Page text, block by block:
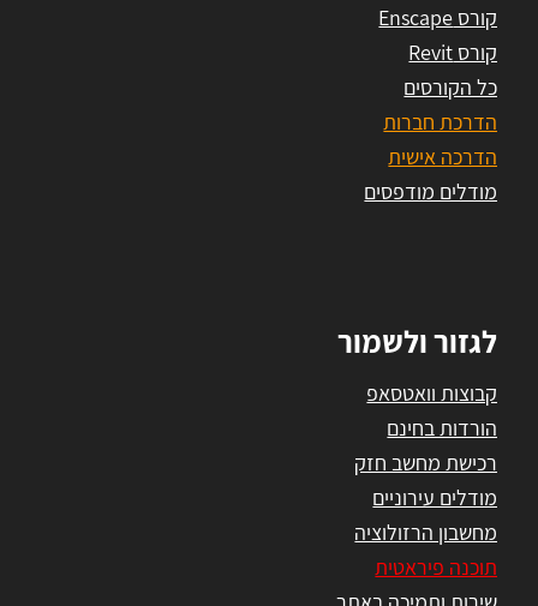
קורס Enscape
קורס Revit
כל הקורסים
הדרכת חברות
הדרכה אישית
מודלים מודפסים
לגזור ולשמור
קבוצות וואטסאפ
הורדות בחינם
רכישת מחשב חזק
מודלים עירוניים
מחשבון הרזולוציה
תוכנה פיראטית